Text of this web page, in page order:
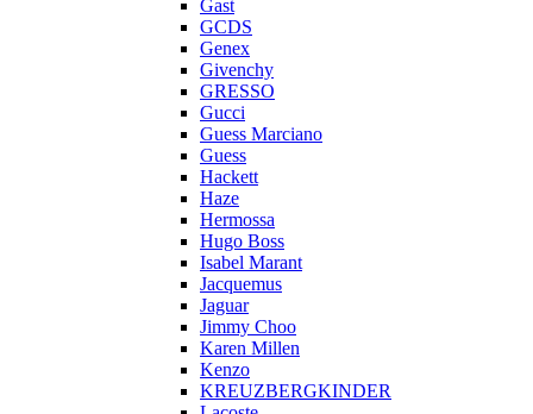
Gast
GCDS
Genex
Givenchy
GRESSO
Gucci
Guess Marciano
Guess
Hackett
Haze
Hermossa
Hugo Boss
Isabel Marant
Jacquemus
Jaguar
Jimmy Choo
Karen Millen
Kenzo
KREUZBERGKINDER